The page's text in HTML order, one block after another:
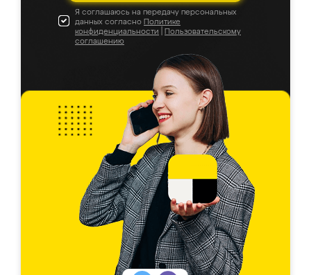
Я соглашаюсь на передачу персональных
данных согласно Политике
конфиденциальности
Пользовательскому
соглашению